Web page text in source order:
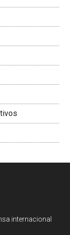
internacional